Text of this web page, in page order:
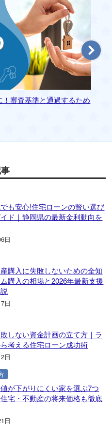
審査基準と通過するため
も安心!住宅ローンの賢い選び
ド｜静岡県の最新金利動向を
日
購入に失敗しないための全知
購入の相場と2026年最新支援
日
しない資金計画の立て方｜ラ
考える住宅ローン成功術
日
が下がりにくい家を選ぶ7つ
宅・不動産の将来価格も徹底
日